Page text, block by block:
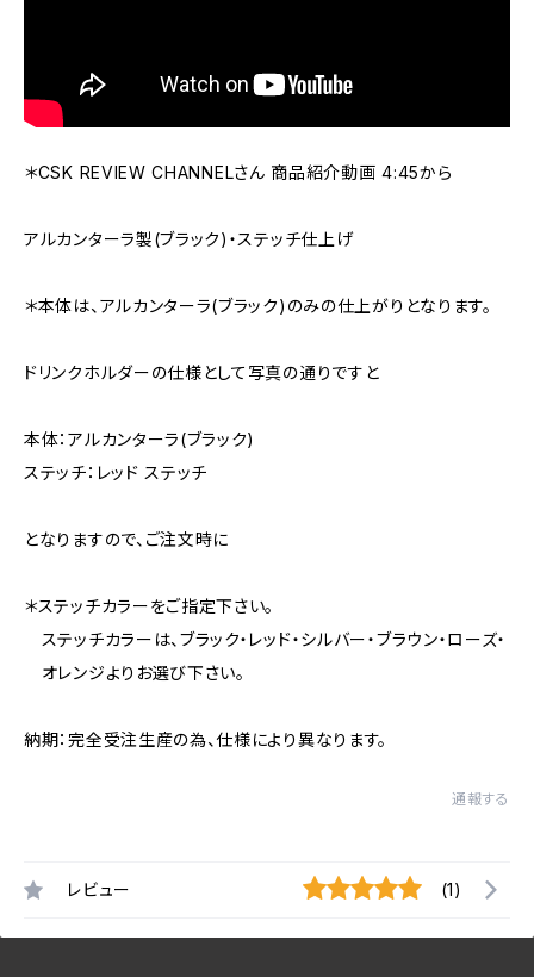
＊CSK REVIEW CHANNELさん 商品紹介動画 4:45から
アルカンターラ製(ブラック)・ステッチ仕上げ
＊本体は、アルカンターラ(ブラック)のみの仕上がりとなります。
ドリンクホルダーの仕様として写真の通りですと
本体：アルカンターラ(ブラック)
ステッチ：レッド ステッチ
となりますので、ご注文時に
＊ステッチカラーをご指定下さい。
ステッチカラーは、ブラック・レッド・シルバー・ブラウン・ローズ・
オレンジよりお選び下さい。
納期：完全受注生産の為、仕様により異なります。
通報する
レビュー (1)